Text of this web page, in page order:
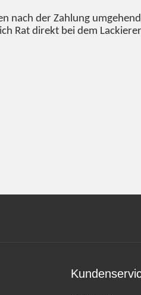
nach der Zahlung
Rat direkt bei dem